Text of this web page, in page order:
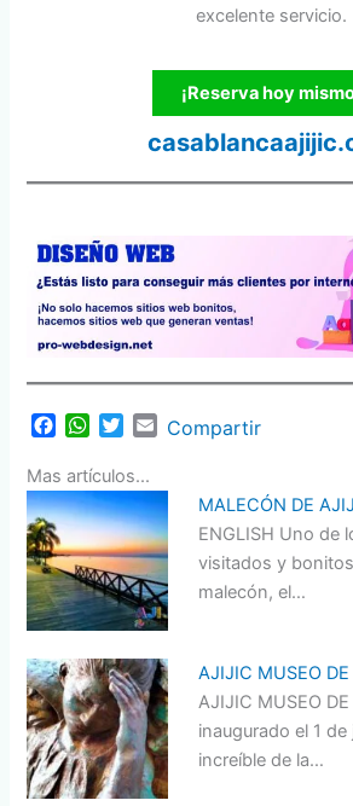
excelente servicio.
¡Reserva hoy
c
e
b
o
o
k
W
a
t
s
A
p
p
i
t
t
e
r
E
i
l
Compartir
Mas artículos...
MALECÓN DE
ENGLISH Uno de
visitados y
malecón, el…
AJIJIC MUSEO DE
AJIJIC MUSEO
inaugurado el 1
increíble de la…